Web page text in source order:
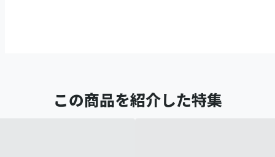
この商品を紹介した特集